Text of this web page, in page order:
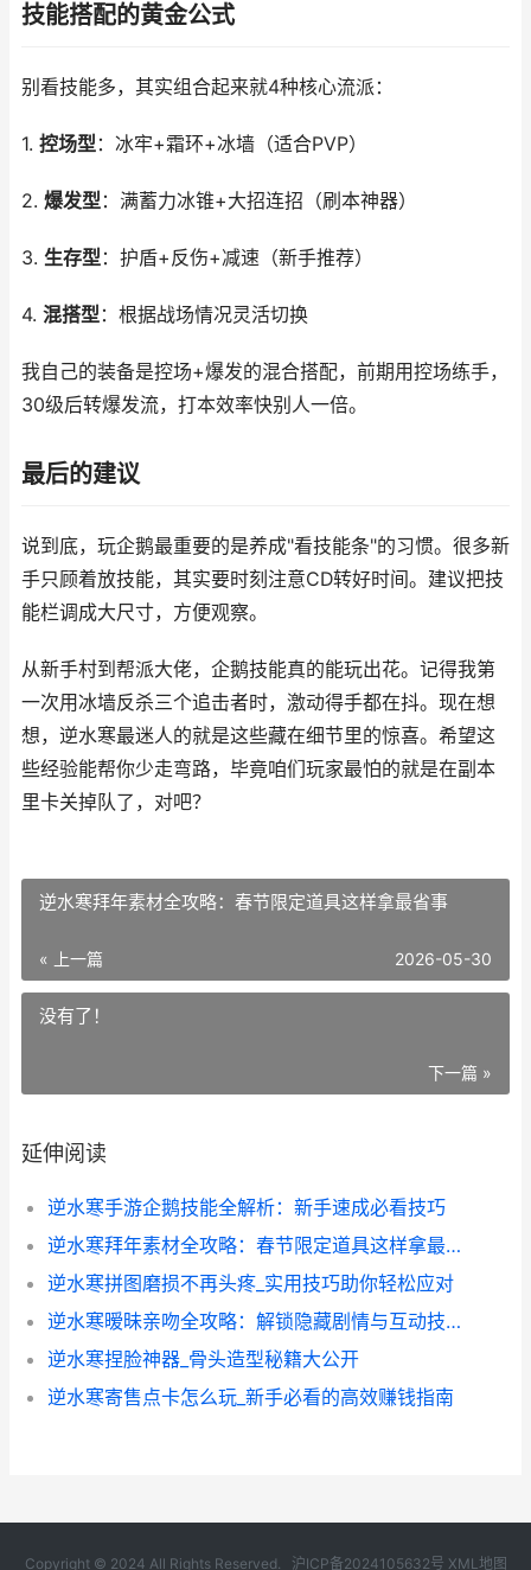
技能搭配的黄金公式
别看技能多，其实组合起来就4种核心流派：
1. 控场型：冰牢+霜环+冰墙（适合PVP）
2. 爆发型：满蓄力冰锥+大招连招（刷本神器）
3. 生存型：护盾+反伤+减速（新手推荐）
4. 混搭型：根据战场情况灵活切换
我自己的装备是控场+爆发的混合搭配，前期用控场练手，
30级后转爆发流，打本效率快别人一倍。
最后的建议
说到底，玩企鹅最重要的是养成"看技能条"的习惯。很多新
手只顾着放技能，其实要时刻注意CD转好时间。建议把技
能栏调成大尺寸，方便观察。
从新手村到帮派大佬，企鹅技能真的能玩出花。记得我第
一次用冰墙反杀三个追击者时，激动得手都在抖。现在想
想，逆水寒最迷人的就是这些藏在细节里的惊喜。希望这
些经验能帮你少走弯路，毕竟咱们玩家最怕的就是在副本
里卡关掉队了，对吧？
逆水寒拜年素材全攻略：春节限定道具这样拿最省事
« 上一篇 2026-05-30
没有了！
下一篇 »
延伸阅读
逆水寒手游企鹅技能全解析：新手速成必看技巧
逆水寒拜年素材全攻略：春节限定道具这样拿最省事
逆水寒拼图磨损不再头疼_实用技巧助你轻松应对
逆水寒暧昧亲吻全攻略：解锁隐藏剧情与互动技巧
逆水寒捏脸神器_骨头造型秘籍大公开
逆水寒寄售点卡怎么玩_新手必看的高效赚钱指南
Copyright © 2024 All Rights Reserved. 沪ICP备2024105632号 XML地图